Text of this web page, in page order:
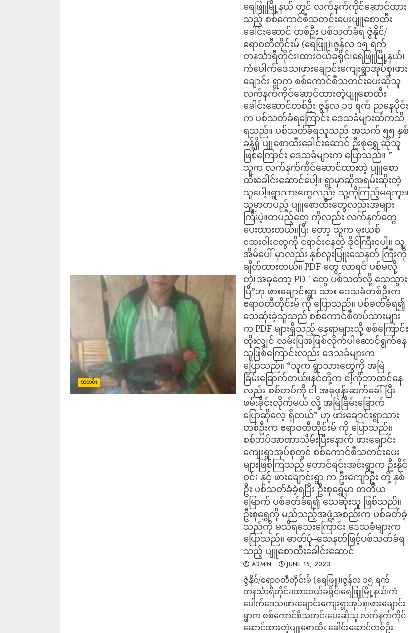
သတင်း
ရေဖြူမြို့နယ် တွင် လက်နက်ကိုင်ဆောင်ထား
သည့် စစ်ကောင်စီသတင်းပေးပျူစောထီး
ခေါင်းဆောင် တစ်ဦး ပစ်သတ်ခံရ ဇွဲနိုင်/
ဧရာဝတီတိုင်းမ် (ရေဖြူ)၊ဇွန်လ ၁၅ ရက်
တနင်္သာရီတိုင်း၊ထားဝယ်ခရိုင်၊ရေဖြူမြို့နယ်၊
ကံပေါက်ဒေသ၊ဖားချောင်းကျေးရွာအုပ်စု၊ဖား
ချောင်း ရွာက စစ်ကောင်စီသတင်းပေးဆိုသူ
လက်နက်ကိုင်ဆောင်ထားတဲ့ပျူစောထီး
ခေါင်းဆောင်တစ်ဦး ဇွန်လ ၁၁ ရက် ညနေပိုင်း
က ပစ်သတ်ခံရကြောင်း ဒေသခံများထံကသိ
ရသည်။ ပစ်သတ်ခံရသူသည် အသက် ၅၅ နှစ်
ခန့်ရှိ ပျုစောထီးခေါင်းဆောင် ဦးစုရွှေ ဆိုသူ
ဖြစ်ကြောင်း ဒေသခံများက ပြောသည်။ ”
သူက လက်နက်ကိုင်ဆောင်ထားတဲ့ ပျူစော
ထီးခေါင်းဆောင်ပေါ့။ ရွာမှာဆိုအရမ်းဆိုးတဲ့
သူပေါ့။ရွာသားတွေလည်း သူ့ကိုကြည့်မရဘူး။
သူ့မှာတပည့် ပျူစောထီးတွေလည်းအများ
ကြီးပဲ့။တပည့်တွေ ကိုလည်း လက်နက်တွေ
ပေးထားတယ်။ပြီး တော့ သူက မူးယစ်
ဆေးဝါးတွေကို ရောင်းနေတဲ့ ဒိုင်ကြီးပေါ့။ သူ့
အိမ်ပေါ် မှာလည်း နှစ်လူးပြူးသေနတ် ကြီးကို
ချိတ်ထားတယ်။ PDF တွေ လာရင် ပစ်မလို့
တဲ့။အခုတော့ PDF တွေ ပစ်သတ်လို့ သေသွား
ပြီ”ဟု ဖားချောင်းရွာ သား ဒေသခံတစ်ဦးက
ဧရာဝတီတိုင်းမ် ကို ပြောသည်။ ပစ်ခတ်ခံရ၍
သေဆုံးခဲ့သူသည် စစ်ကောင်စီတပ်သားများ
က PDF များရှိသည့် နေရာများသို့ စစ်ကြောင်း
ထိုးလျှင် လမ်းပြအဖြစ်လိုက်ပါဆောင်ရွက်နေ
သူဖြစ်ကြောင်းလည်း ဒေသခံများက
ပြောသည်။ “သူက ရွာသားတွေကို အမြဲ
ခြိမ်းခြောက်တယ်။နင်တို့က ငါ့ကိုဘာထင်နေ
လည်း စစ်တပ်ကို ငါ အခုဖုန်းဆက်ခေါ်ပြီး
ဖမ်းခိုင်းလိုက်မယ် လို့ အမြဲခြိမ်းခြောက်
ပြောဆိုလေ့ ရှိတယ်” ဟု ဖားချောင်းရွာသား
တစ်ဦးက ဧရာဝတီတိုင်းမ် ကို ပြောသည်။
စစ်တပ်အာဏာသိမ်းပြီးနောက် ဖားချောင်း
ကျေးရွာအုပ်စုတွင် စစ်ကောင်စီသတင်းပေး
များဖြစ်ကြသည့် တောင်ရင်းအင်းရွာက ဦးနိုင်
ဝင်း နှင့် ဖားချောင်းရွာ က ဦးကျော်ဦး တို့ နှစ်
ဦး ပစ်သတ်ခံခဲ့ရပြီး ဦးစုရွှေမှာ တတိယ
မြောက် ပစ်ခတ်ခံရ၍ သေဆုံးသူ ဖြစ်သည်။
ဦးစုရွှေကို မည်သည့်အဖွဲ့အစည်းက ပစ်ခတ်ခဲ့
သည်ကို မသိရသေးကြောင်း ဒေသခံများက
ပြောသည်။ ဓာတ်ပုံ–သေနတ်ဖြင့်ပစ်သတ်ခံရ
သည့် ပျူစောထီးခေါင်းဆောင်
ADMIN JUNE 15, 2023
ဇွဲနိုင်/ဧရာဝတီတိုင်းမ် (ရေဖြူ)၊ဇွန်လ ၁၅ ရက်
တနင်္သာရီတိုင်း၊ထားဝယ်ခရိုင်၊ရေဖြူမြို့နယ်၊ကံ
ပေါက်ဒေသ၊ဖားချောင်းကျေးရွာအုပ်စု၊ဖားချောင်း
ရွာက စစ်ကောင်စီသတင်းပေးဆိုသူ လက်နက်ကိုင်
ဆောင်ထားတဲ့ပျူစောထီး ခေါင်းဆောင်တစ်ဦး